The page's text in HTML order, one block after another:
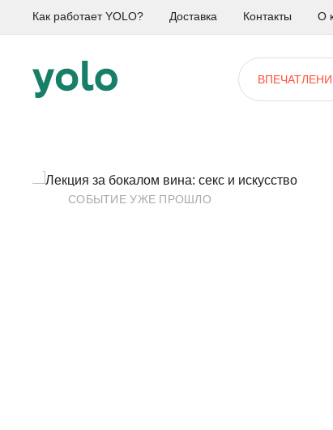
Как работает YOLO? Доставка Контакты О
СОБЫТИЕ УЖЕ ПРОШЛО